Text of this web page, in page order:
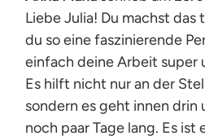
Liebe Julia! Du machst das
du so eine faszinierende
einfach deine Arbeit super
Es hilft nicht nur an der
sondern es geht innen drin
noch paar Tage lang. Es